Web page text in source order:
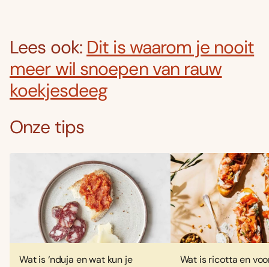
Lees ook: Dit is waarom je nooit
meer wil snoepen van rauw
koekjesdeeg
Onze tips
Wat is ‘nduja en wat kun je
Wat is ricotta en